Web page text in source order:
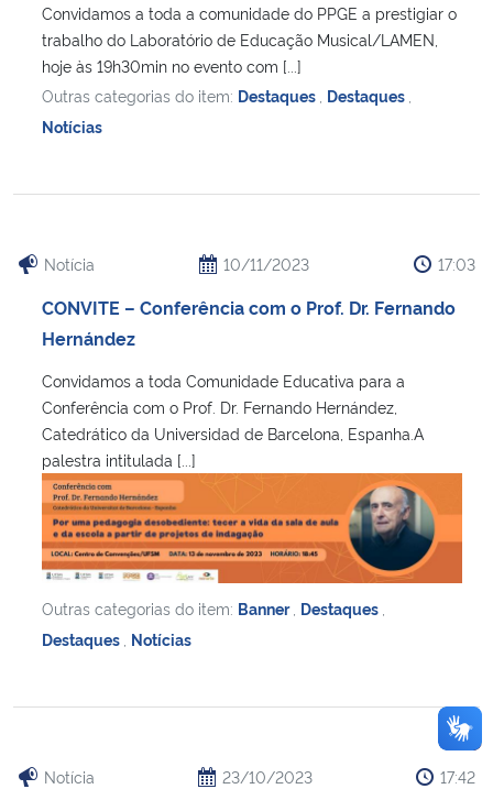
Convidamos a toda a comunidade do PPGE a prestigiar o
trabalho do Laboratório de Educação Musical/LAMEN,
hoje às 19h30min no evento com [...]
Outras categorias do item: Destaques Destaques
Notícias
Notícia 10/11/2023 17:03
CONVITE – Conferência com o Prof. Dr. Fernando
Hernández
Convidamos a toda Comunidade Educativa para a
Conferência com o Prof. Dr. Fernando Hernández,
Catedrático da Universidad de Barcelona, Espanha.A
palestra intitulada [...]
Outras categorias do item: Banner Destaques
Destaques Notícias
Notícia 23/10/2023 17:42